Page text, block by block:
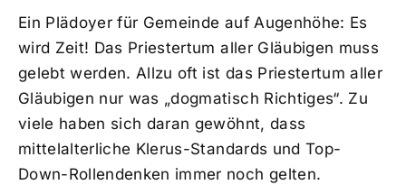
Ein Plädoyer für Gemeinde auf Augenhöhe: Es
wird Zeit! Das Priestertum aller Gläubigen muss
gelebt werden. Allzu oft ist das Priestertum aller
Gläubigen nur was „dogmatisch Richtiges“. Zu
viele haben sich daran gewöhnt, dass
mittelalterliche Klerus-Standards und Top-
Down-Rollendenken immer noch gelten.